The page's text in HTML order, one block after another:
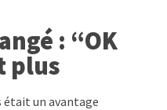
: “OK
plus
était un avantage